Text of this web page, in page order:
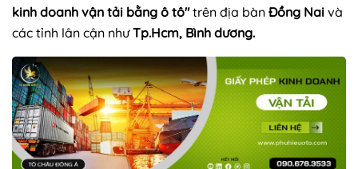
kinh doanh vận tải bằng ô tô"trên địa bàn Đồng Nai và
các tỉnh lân cận nhưTp.Hcm, Bình dương.